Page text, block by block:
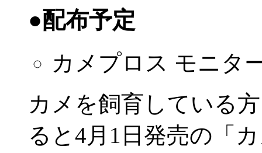
●配布予定
カメプロス モニタ
カメを飼育している
ると4月1日発売の「